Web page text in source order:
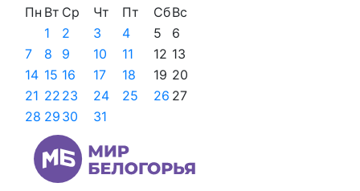
Пн Вт Ср Чт Пт СбВс
1
2 3 4 5
6
7
8 9 10 11 12 13
14 15 16 17 18 19 20
21 22 23 24 25 26 27
28 29 30 31